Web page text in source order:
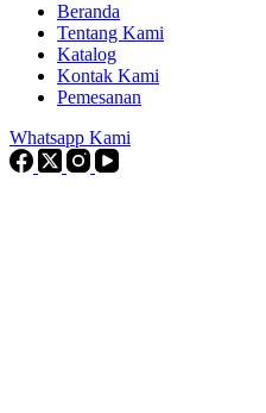
Beranda
Tentang Kami
Katalog
Kontak Kami
Pemesanan
Whatsapp Kami